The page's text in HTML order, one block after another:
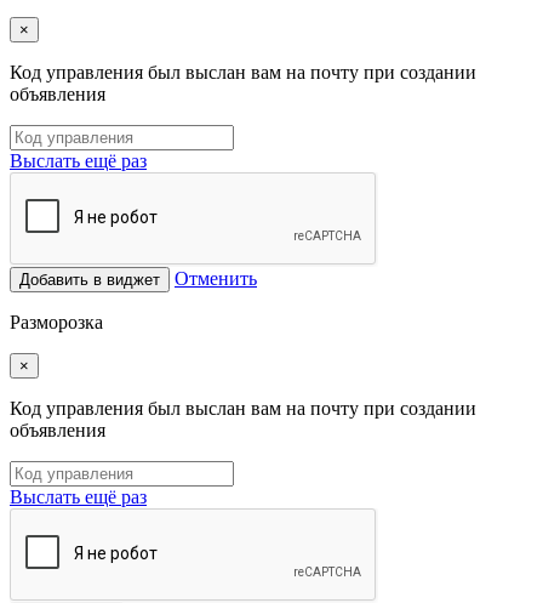
×
Код управления был выслан вам на почту при создании
объявления
Выслать ещё раз
Добавить в виджет Отменить
Разморозка
×
Код управления был выслан вам на почту при создании
объявления
Выслать ещё раз